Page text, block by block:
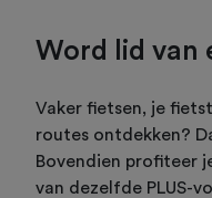
Word lid van
Vaker fietsen, je
routes ontdekken?
Bovendien profiteer
van dezelfde PLUS-